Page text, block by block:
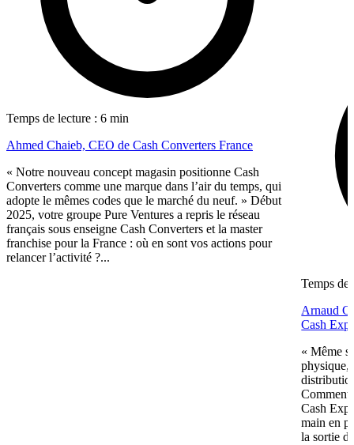
Temps de lecture : 6 min
Ahmed Chaieb, CEO de Cash Converters France
« Notre nouveau concept magasin positionne Cash
Converters comme une marque dans l’air du temps, qui
adopte le mêmes codes que le marché du neuf. » Début
2025, votre groupe Pure Ventures a repris le réseau
français sous enseigne Cash Converters et la master
franchise pour la France : où en sont vos actions pour
relancer l’activité ?...
Temps de
Arnaud
Cash
« Même
physique,
Comment
Cash
main en
la sortie